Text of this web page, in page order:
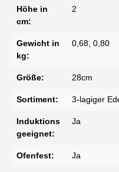
Höhe in
cm:
2
Gewicht in
kg:
0,68, 0,80
Größe: 28cm
Sortiment: 3-lagiger
Induktions
geeignet:
Ja
Ofenfest: Ja